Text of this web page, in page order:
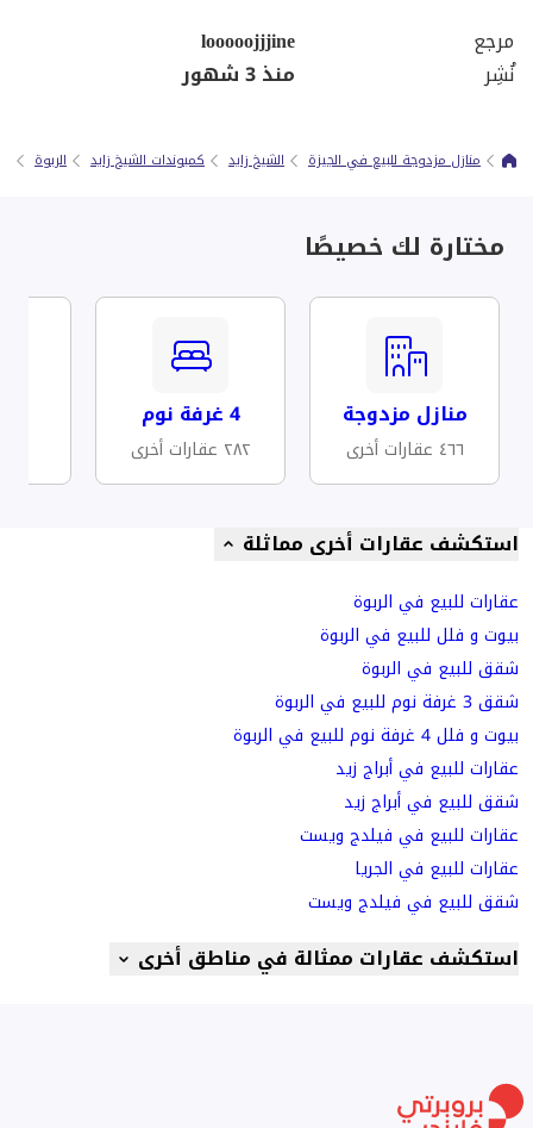
مرجع
looooojjjine
نُشِر
منذ 3 شهور
منازل مزدوجة للبيع في الجيزة الشيخ زايد كمبوندات الشيخ زايد الربوة
مختارة لك خصيصًا
منازل مزدوجة
٤٦٦ عقارات أخرى
4 غرفة نوم
٢٨٢ عقارات أخرى
استكشف عقارات أخرى مماثلة
عقارات للبيع في الربوة
بيوت و فلل للبيع في الربوة
شقق للبيع في الربوة
شقق 3 غرفة نوم للبيع في الربوة
بيوت و فلل 4 غرفة نوم للبيع في الربوة
عقارات للبيع في أبراج زيد
شقق للبيع في أبراج زيد
عقارات للبيع في فيلدج ويست
عقارات للبيع في الجريا
شقق للبيع في فيلدج ويست
استكشف عقارات ممثالة في مناطق أخرى